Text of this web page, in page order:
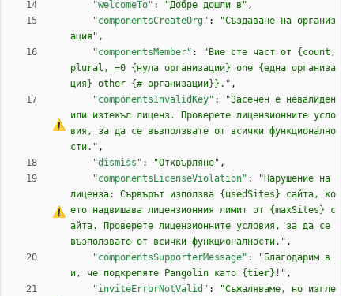
"welcomeTo" : "Добре дошли в" ,
"componentsCreateOrg" :
"Създаване на организ
ация" ,
"componentsMember" :
"Вие сте част от {count,
plural, =0 {нула организации} one {една организа
ция} other {# организации}}." ,
"componentsInvalidKey" : "Засечен е невалиден
или изтекъл лиценз. Проверете лицензионните усло
вия, за да се възползвате от всички функционално
сти." ,
"dismiss" : "Отхвърляне" ,
"componentsLicenseViolation" :
"Нарушение на
лиценза: Сървърът използва {usedSites} сайта, ко
ето надвишава лицензионния лимит от {maxSites} с
айта. Проверете лицензионните условия, за да се
възползвате от всички функционалности." ,
"componentsSupporterMessage" :
"Благодарим в
и, че подкрепяте Pangolin като {tier}!" ,
"inviteErrorNotValid" :
"Съжаляваме, но изгле